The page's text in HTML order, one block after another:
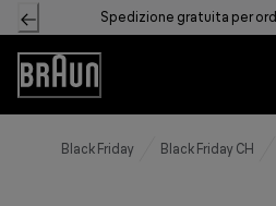
Skip
to
Content
Spedizione gratuita per
Accessibility
Statement
Black Friday Black Friday CH